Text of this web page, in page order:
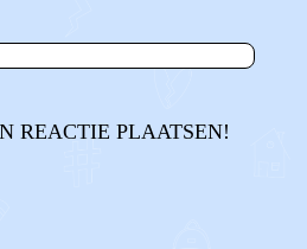
REACTIE PLAATSEN!